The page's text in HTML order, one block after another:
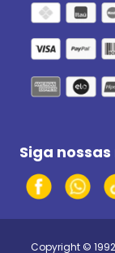
Siga
Copyright ©